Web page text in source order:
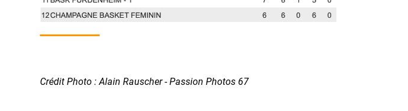
Crédit Photo : Alain Rauscher - Passion Photos 67